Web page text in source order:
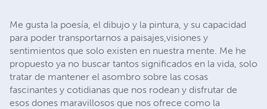
Me gusta la poesía, el dibujo y la pintura, y su capacidad
para poder transportarnos a paisajes,visiones y
sentimientos que solo existen en nuestra mente. Me he
propuesto ya no buscar tantos significados en la vida, solo
tratar de mantener el asombro sobre las cosas
fascinantes y cotidianas que nos rodean y disfrutar de
esos dones maravillosos que nos ofrece como la